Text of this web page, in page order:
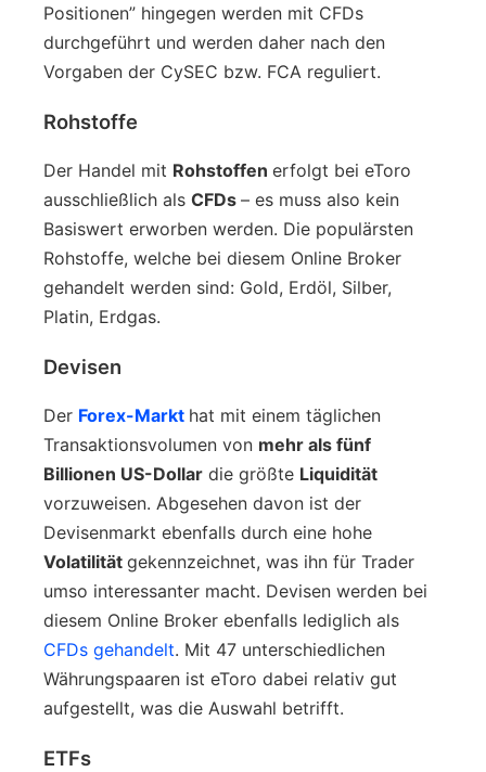
Positionen” hingegen werden mit CFDs
durchgeführt und werden daher nach den
Vorgaben der CySEC bzw. FCA reguliert.
Rohstoffe
Der Handel mit Rohstoffen erfolgt bei eToro
ausschließlich als CFDs – es muss also kein
Basiswert erworben werden. Die populärsten
Rohstoffe, welche bei diesem Online Broker
gehandelt werden sind: Gold, Erdöl, Silber,
Platin, Erdgas.
Devisen
Der Forex-Markt hat mit einem täglichen
Transaktionsvolumen von mehr als fünf
Billionen US-Dollar die größte Liquidität
vorzuweisen. Abgesehen davon ist der
Devisenmarkt ebenfalls durch eine hohe
Volatilität gekennzeichnet, was ihn für Trader
umso interessanter macht. Devisen werden bei
diesem Online Broker ebenfalls lediglich als
CFDs gehandelt. Mit 47 unterschiedlichen
Währungspaaren ist eToro dabei relativ gut
aufgestellt, was die Auswahl betrifft.
ETFs